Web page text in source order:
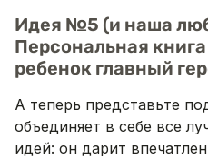
Идея №5 (и наша
Персональная
ребенок главный
А теперь представьте
объединяет в себе все
идей: он дарит